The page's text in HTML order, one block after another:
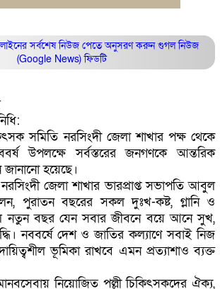
সর্বশেষ নিউজ পেতে অনুসরণ করুনগুগল নিউজ
(Google News)ফিডটি
সমিতি নরসিংদী জেলা শাখার পক্ষ থেকে
উপলক্ষে সর্বস্তরের জনগণকে আন্তরিক
হয়েছে।
জেলা শাখার ভারপ্রাপ্ত সভাপতি আবুল
পুরাতন বছরের সকল দুঃখ-কষ্ট, গ্লানি ও
নতুন বছর যেন সবার জীবনে বয়ে আনে সুখ,
নববর্ষে দেশ ও জাতির কল্যাণে সবাই নিজ
ভূমিকা রাখবে এমন প্রত্যাশাও ব্যক্ত
নিয়োজিত পল্লী চিকিৎসকদের ঐক্য,